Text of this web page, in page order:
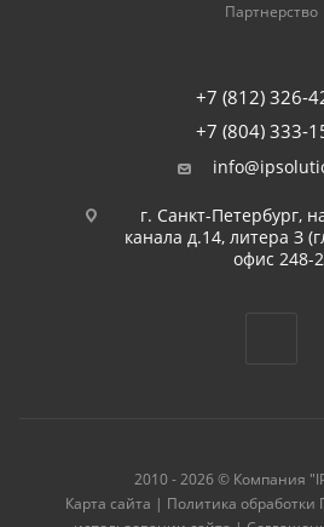
Партнерство
+7 (812) 326-
+7 (804) 333-
г. Санкт-Петербург,
канала д.14, литера З
офис 248-
2010 - 2026 © Компания
Карта сайта | Политика обработки